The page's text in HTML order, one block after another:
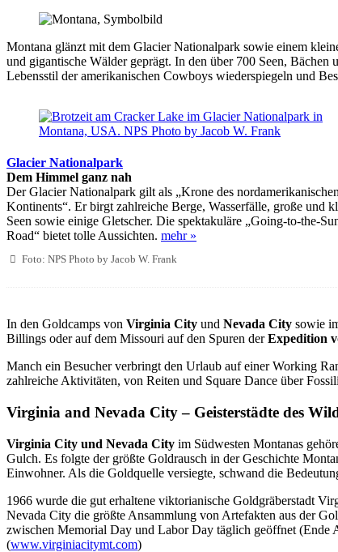
Montana glänzt mit dem Glacier Nationalpark sowie einem
und gigantische Wälder geprägt. In den über 700 Seen,
Lebensstil der amerikanischen Cowboys wiederspiegeln und
Glacier Nationalpark
Dem Himmel ganz nah
Der Glacier Nationalpark gilt als „Krone des nordamerikanischen
Kontinents“. Er birgt zahlreiche Berge, Wasserfälle, große und
Seen sowie einige Gletscher. Die spektakuläre „Going-to-the-
Road“ bietet tolle Aussichten. mehr »
Foto: NPS Photo by Jacob W. Frank
In den Goldcamps von Virginia City und Nevada City sowie
Billings oder auf dem Missouri auf den Spuren derExpedition
Manch ein Besucher verbringt den Urlaub auf einer Working
zahlreiche Aktivitäten, von Reiten und Square Dance über
Virginia and Nevada City – Geisterstädte des
Virginia City und Nevada City im Südwesten Montanas
Gulch. Es folgte der größte Goldrausch in der Geschichte
Einwohner. Als die Goldquelle versiegte, schwand die
1966 wurde die gut erhaltene viktorianische Goldgräberstadt
Nevada City die größte Ansammlung von Artefakten aus der
zwischen Memorial Day und Labor Day täglich geöffnet (Ende
(www.virginiacitymt.com)